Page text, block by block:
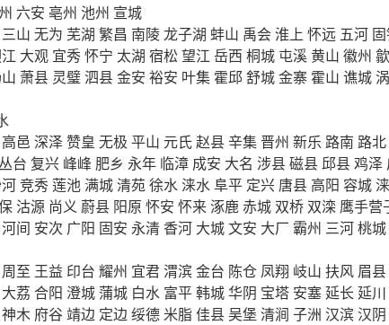
六安 亳州 池州 宣城
三山 无为 芜湖 繁昌 南陵龙子湖 蚌山 禹会淮上 怀远 五河
大观 宜秀怀宁 太湖 宿松 望江 岳西 桐城 屯溪黄山 徽州
萧县 灵璧泗县金安 裕安 叶集 霍邱舒城金寨 霍山 谯城
高邑 深泽 赞皇 无极 平山 元氏赵县辛集 晋州 新乐 路南 路北
丛台 复兴 峰峰 肥乡 永年 临漳 成安 大名 涉县磁县邱县鸡泽
竞秀莲池 满城清苑徐水 涞水阜平 定兴 唐县 高阳 容城
沽源 尚义 蔚县 阳原 怀安 怀来涿鹿赤城 双桥 双滦 鹰手营
河间 安次 广阳 固安 永清 香河 大城文安 大厂 霸州 三河桃城
周至 王益 印台 耀州 宜君渭滨金台 陈仓 凤翔 岐山 扶风 眉县
大荔 合阳 澄城蒲城 白水 富平韩城华阴 宝塔 安塞延长 延川
神木 府谷靖边 定边绥德 米脂佳县吴堡 清涧 子洲 汉滨汉阴